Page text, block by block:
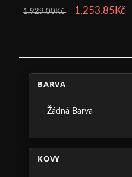
1,929.00Kč 1,253.85Kč
BARVA
Žádná Barva
KOVY